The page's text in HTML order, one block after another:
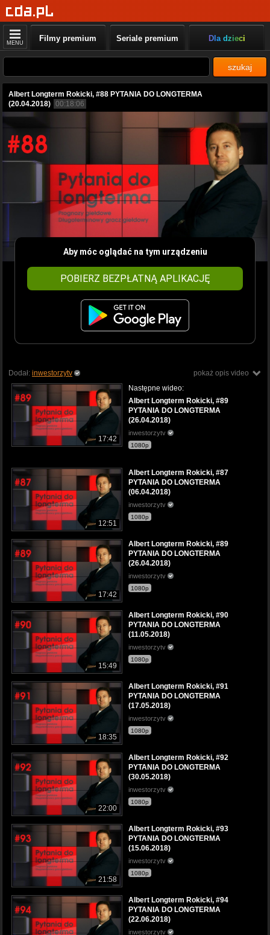
MENU Filmy premium Seriale premium Dla dzieci
szukaj
Albert Longterm Rokicki, #88 PYTANIA DO LONGTERMA
(20.04.2018) 00:18:06
Aby móc oglądać na tym urządzeniu
POBIERZ BEZPŁATNĄ APLIKACJĘ
pokaż opis video
Dodał: inwestorzytv
17:42
Następne wideo:
Albert Longterm Rokicki, #89
PYTANIA DO LONGTERMA
(26.04.2018)
inwestorzytv
1080p
12:51
Albert Longterm Rokicki, #87
PYTANIA DO LONGTERMA
(06.04.2018)
inwestorzytv
1080p
17:42
Albert Longterm Rokicki, #89
PYTANIA DO LONGTERMA
(26.04.2018)
inwestorzytv
1080p
15:49
Albert Longterm Rokicki, #90
PYTANIA DO LONGTERMA
(11.05.2018)
inwestorzytv
1080p
18:35
Albert Longterm Rokicki, #91
PYTANIA DO LONGTERMA
(17.05.2018)
inwestorzytv
1080p
22:00
Albert Longterm Rokicki, #92
PYTANIA DO LONGTERMA
(30.05.2018)
inwestorzytv
1080p
21:58
Albert Longterm Rokicki, #93
PYTANIA DO LONGTERMA
(15.06.2018)
inwestorzytv
1080p
Albert Longterm Rokicki, #94
PYTANIA DO LONGTERMA
(22.06.2018)
inwestorzytv